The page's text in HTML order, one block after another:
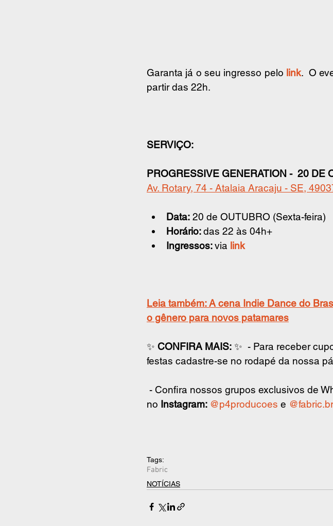
Garanta já o seu ingresso pelo link.  O
partir das 22h.
SERVIÇO:
PROGRESSIVE GENERATION -  20 DE
Av. Rotary, 74 - Atalaia Aracaju - SE,
Data: 20 de OUTUBRO (Sexta-feira)
Horário: das 22 às 04h+
Ingressos: via link
Leia também: A cena Indie Dance do
o gênero para novos patamares
✨ CONFIRA MAIS: ✨  - Para receber
festas cadastre-se no rodapé da nossa
- Confira nossos grupos exclusivos de
no Instagram: @p4producoes e @fabric.br
Tags:
Fabric
NOTÍCIAS